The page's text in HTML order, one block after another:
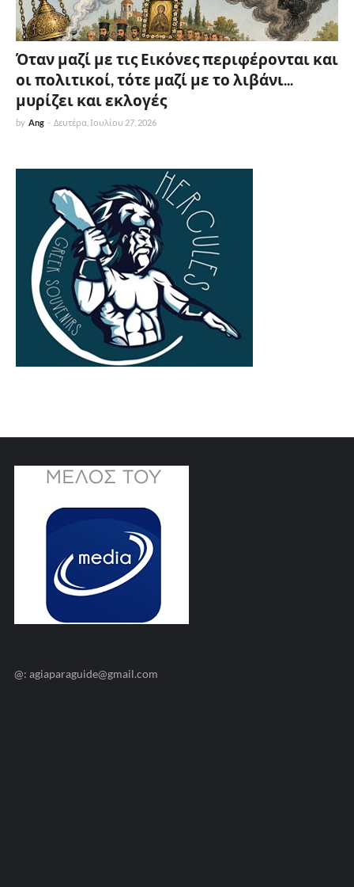
Όταν μαζί με τις Εικόνες περιφέρονται και
οι πολιτικοί, τότε μαζί με το λιβάνι...
μυρίζει και εκλογές
by Ang - Δευτέρα, Ιουλίου 27, 2026
@: agiaparaguide@gmail.com